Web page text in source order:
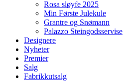
Rosa sløyfe 2025
Min Første Julekule
Grantre og Snømann
Palazzo Steingodsservise
Designere
Nyheter
Premier
Salg
Fabrikkutsalg